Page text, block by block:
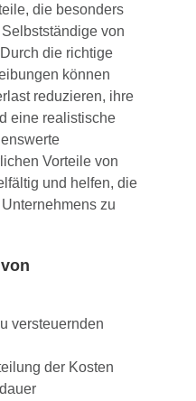
die besonders
von
die richtige
können
reduzieren, ihre
eine realistische
Vorteile von
und helfen, die
zu
versteuernden
der Kosten